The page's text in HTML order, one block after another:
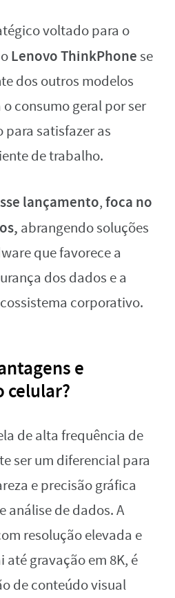
voltado para o
Lenovo ThinkPhonese
dos outros modelos
consumo geral por ser
satisfazer as
de trabalho.
lançamento,foca no
abrangendo soluções
que favorece a
dos dados e a
corporativo.
e
celular?
de alta frequência de
ser um diferencial para
e precisão gráfica
análise de dados. A
resolução elevada e
gravação em 8K, é
de conteúdo visual